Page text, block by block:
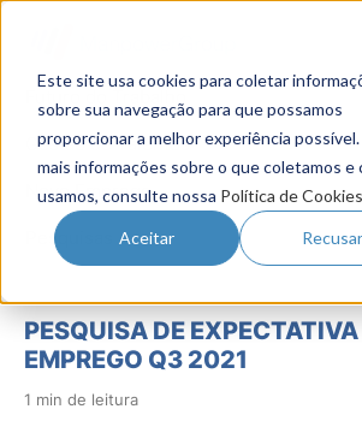
Este site usa cookies para coletar
sobre sua navegação para que possamos
proporcionar a melhor experiência possível.
mais informações sobre o que coletamos e
usamos, consulte nossa Política de Cookies
Aceitar Recusar
Gestão de Talentos
Novo Emprego
Pesquisas
PESQUISA DE EXPECTATIVA
EMPREGO Q3 2021
1 min de leitura